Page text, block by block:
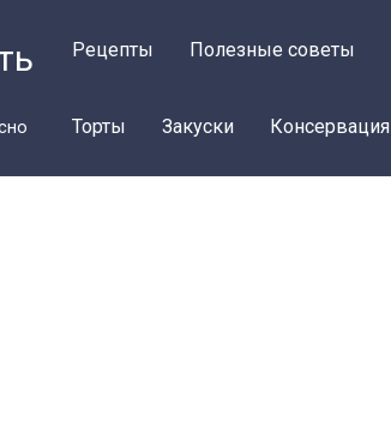
Рецепты Полезные советы
Торты Закуски Консервация